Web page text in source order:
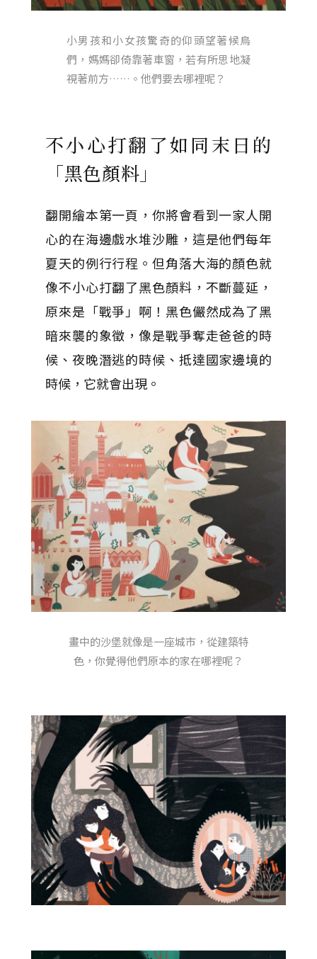
小男孩和小女孩驚奇的仰頭望著候鳥
們，媽媽卻倚靠著車窗，若有所思地凝
視著前方……。他們要去哪裡呢？
不小心打翻了如同末日的
「黑色顏料」
翻開繪本第一頁，你將會看到一家人開
心的在海邊戲水堆沙雕，這是他們每年
夏天的例行行程。但角落大海的顏色就
像不小心打翻了黑色顏料，不斷蔓延，
原來是「戰爭」啊！黑色儼然成為了黑
暗來襲的象徵，像是戰爭奪走爸爸的時
候、夜晚潛逃的時候、抵達國家邊境的
時候，它就會出現。
畫中的沙堡就像是一座城市，從建築特
色，你覺得他們原本的家在哪裡呢？